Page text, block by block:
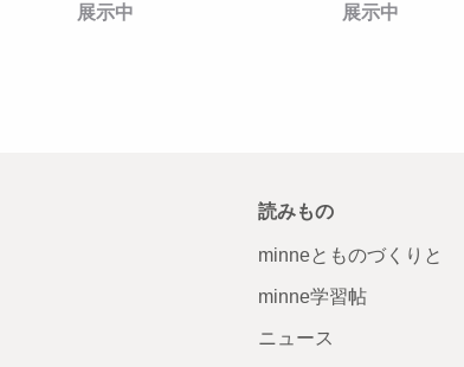
展示中 展示中
読みもの
minneとものづくりと
minne学習帖
ニュース